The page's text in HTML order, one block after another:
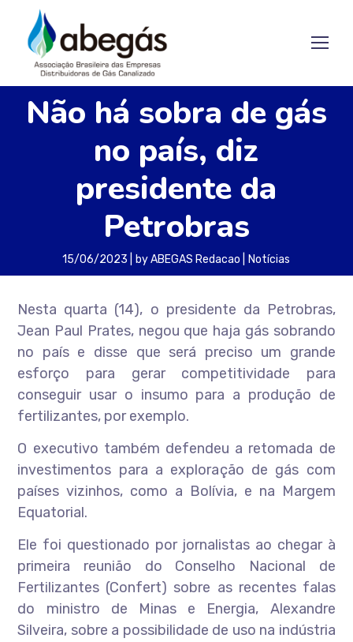
Não há sobra de gás
no país, diz
presidente da
Petrobras
15/06/2023 byABEGAS Redacao Notícias
Nesta quarta (14), o presidente da Petrobras,
Jean Paul Prates, negou que haja gás sobrando
no país e disse que será preciso um grande
esforço para gerar competitividade para
conseguir usar o insumo para a produção de
fertilizantes, por exemplo.
O executivo também defendeu a retomada de
investimentos para a exploração de gás com
países vizinhos, como a Bolívia, e na Margem
Equatorial.
Ele foi questionado por jornalistas ao chegar à
primeira reunião do Conselho Nacional de
Fertilizantes (Confert) sobre as recentes falas
do ministro de Minas e Energia, Alexandre
Silveira, sobre a possibilidade de uso na indústria